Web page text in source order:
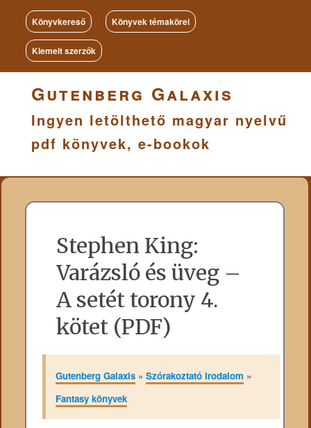
Könyvkereső Könyvek témakörei
Kiemelt szerzők
Gutenberg Galaxis
Ingyen letölthető magyar nyelvű
pdf könyvek, e-bookok
Stephen King:
Varázsló és üveg –
A setét torony 4.
kötet (PDF)
Gutenberg Galaxis» Szórakoztató irodalom »
Fantasy könyvek